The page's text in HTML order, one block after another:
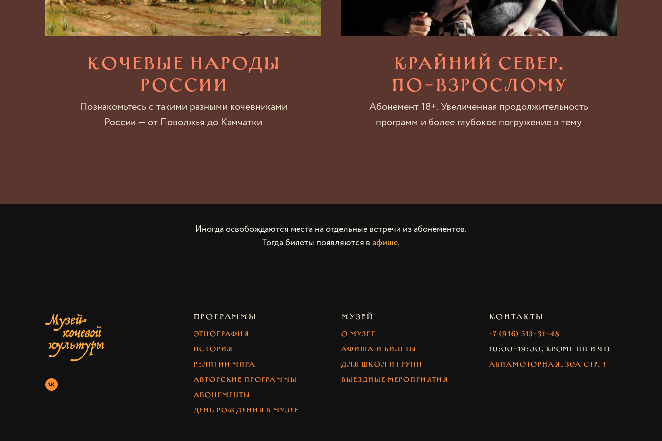
Кочевые народы
России
Познакомьтесь с такими разными кочевниками
России — от Поволжья до Камчатки
Крайний север.
По-взрослому
Абонемент 18+. Увеличенная продолжительность
программ и более глубокое погружение в тему
Иногда освобождаются места на отдельные встречи из абонементов.
Тогда билеты появляются в афише.
ПРОГРАММЫ
Этнография
История
Религии мира
Авторские программы
абонементы
день рождения в музее
МУЗЕЙ
О музее
Афиша и билеты
Для школ и групп
Выездные мероприятия
КОНТАКТЫ
+7 (916) 513-31-48
10:00-19:00, кроме Пн и Чт)
Авиамоторная, 30А стр. 1